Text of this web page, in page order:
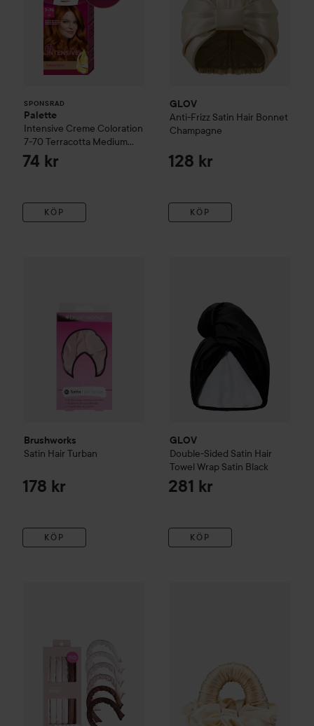
SPONSRAD
Palette
Intensive Creme Coloration
7-70 Terracotta Medium
Blonde
74 kr
KÖP
GLOV
Anti-Frizz Satin Hair Bonnet
Champagne
128 kr
KÖP
Brushworks
Satin Hair Turban
178 kr
KÖP
GLOV
Double-Sided Satin Hair
Towel Wrap Satin Black
281 kr
KÖP